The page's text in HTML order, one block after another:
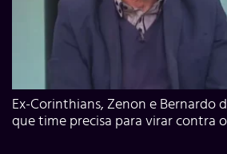
Ex-Corinthians, Zenon e Bernardo
que time precisa para virar contra